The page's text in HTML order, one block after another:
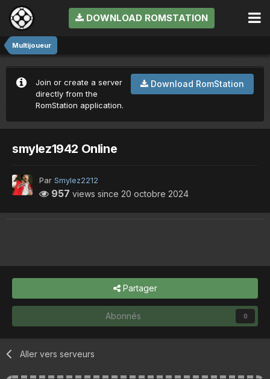
DOWNLOAD ROMSTATION
Multijoueur
Download RomStation
Join or create a server
directly from the
RomStation application.
smylez1942 Online
Par Smylez2212
957 views since 20 octobre 2024
Partager
Abonnés 0
Aller vers serveurs